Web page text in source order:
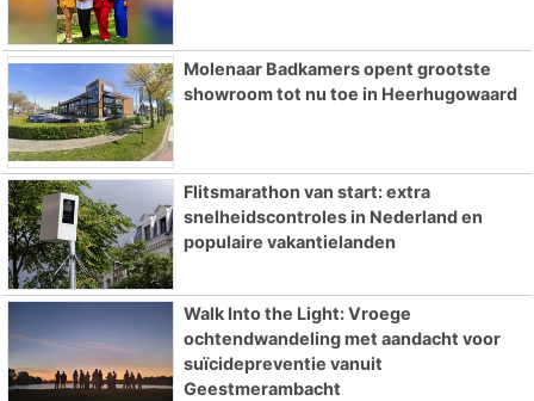
Molenaar Badkamers opent grootste
showroom tot nu toe in Heerhugowaard
Flitsmarathon van start: extra
snelheidscontroles in Nederland en
populaire vakantielanden
Walk Into the Light: Vroege
ochtendwandeling met aandacht voor
suïcidepreventie vanuit
Geestmerambacht